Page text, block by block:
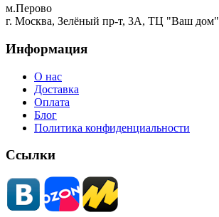
м.Перово
г. Москва, Зелёный пр-т, 3А, ТЦ "Ваш дом"
Информация
О нас
Доставка
Оплата
Блог
Политика конфиденциальности
Ссылки